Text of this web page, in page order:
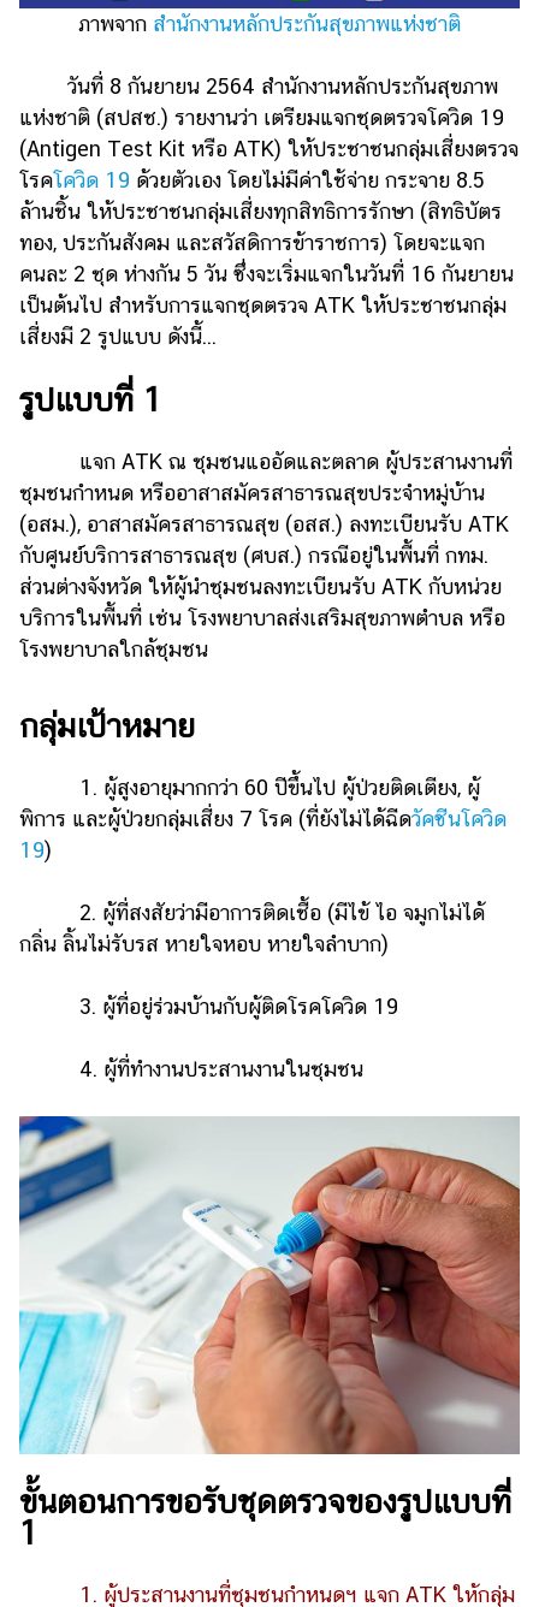
รถยนต์
บ้าน
และ
การ
ตกแต่ง
มือ
ถือ
ราคา
ทอง
ราคา
ตี้
แต่งงาน
แม่
และ
เด็ก
เลี้ยง
บริการ
กระปุก
คอร์ส
ออนไลน์
ติดต่อ
โฆษณา
แจ้ง
ปัญหา
ร่วม
กับ
เรา
ภาพจาก สำนักงานหลักประกันสุขภาพแห่งชาติ
วันที่ 8 กันยายน 2564 สำนักงานหลักประกันสุขภาพ
แห่งชาติ (สปสช.) รายงานว่า เตรียมแจกชุดตรวจโควิด 19
(Antigen Test Kit หรือ ATK) ให้ประชาชนกลุ่มเสี่ยงตรวจ
โรคโควิด 19 ด้วยตัวเอง โดยไม่มีค่าใช้จ่าย กระจาย 8.5
ล้านชิ้น ให้ประชาชนกลุ่มเสี่ยงทุกสิทธิการรักษา (สิทธิบัตร
ทอง, ประกันสังคม และสวัสดิการข้าราชการ) โดยจะแจก
คนละ 2 ชุด ห่างกัน 5 วัน ซึ่งจะเริ่มแจกในวันที่ 16 กันยายน
เป็นต้นไป สำหรับการแจกชุดตรวจ ATK ให้ประชาชนกลุ่ม
เสี่ยงมี 2 รูปแบบ ดังนี้...
รูปแบบที่ 1
แจก ATK ณ ชุมชนแออัดและตลาด ผู้ประสานงานที่
ชุมชนกำหนด หรืออาสาสมัครสาธารณสุขประจำหมู่บ้าน
(อสม.), อาสาสมัครสาธารณสุข (อสส.) ลงทะเบียนรับ ATK
กับศูนย์บริการสาธารณสุข (ศบส.) กรณีอยู่ในพื้นที่ กทม.
ส่วนต่างจังหวัด ให้ผู้นำชุมชนลงทะเบียนรับ ATK กับหน่วย
บริการในพื้นที่ เช่น โรงพยาบาลส่งเสริมสุขภาพตำบล หรือ
โรงพยาบาลใกล้ชุมชน
กลุ่มเป้าหมาย
1. ผู้สูงอายุมากกว่า 60 ปีขึ้นไป ผู้ป่วยติดเตียง, ผู้
พิการ และผู้ป่วยกลุ่มเสี่ยง 7 โรค (ที่ยังไม่ได้ฉีดวัคซีนโควิด
19)
2. ผู้ที่สงสัยว่ามีอาการติดเชื้อ (มีไข้ ไอ จมูกไม่ได้
กลิ่น ลิ้นไม่รับรส หายใจหอบ หายใจลำบาก)
3. ผู้ที่อยู่ร่วมบ้านกับผู้ติดโรคโควิด 19
4. ผู้ที่ทำงานประสานงานในชุมชน
ขั้นตอนการขอรับชุดตรวจของรูปแบบที่
1
1. ผู้ประสานงานที่ชุมชนกำหนดฯ แจก ATK ให้กลุ่ม